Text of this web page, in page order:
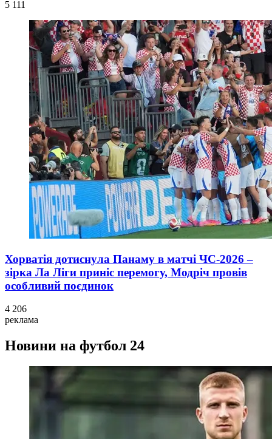
5 111
Хорватія дотиснула Панаму в матчі ЧС-2026 –
зірка Ла Ліги приніс перемогу, Модріч провів
особливий поєдинок
4 206
реклама
Новини на футбол 24